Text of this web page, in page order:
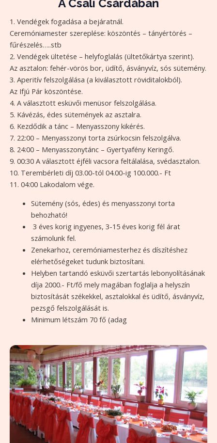
A Csali Csárdában
1. Vendégek fogadása a bejáratnál.
Ceremóniamester szereplése: köszöntés – tányértörés –
fűrészelés…..stb
2. Vendégek ültetése – helyfoglalás (ültetőkártya szerint).
Az asztalon: fehér-vörös bor, üdítő, ásványvíz, sós sütemény.
3. Aperitív felszolgálása (a kiválasztott röviditalokból).
Az Ifjú Pár köszöntése.
4. A választott esküvői menüsor felszolgálása.
5. Kávézás, édes sütemények az asztalra.
6. Kezdődik a tánc – Menyasszony kikérés.
7. 22:00 – Menyasszonyi torta zsúrkocsin felszolgálva.
8. 24:00 – Menyasszonytánc – Gyertyafény Keringő.
9. 00:30 A választott éjféli vacsora feltálalása, svédasztalon.
10. Terembérleti díj 03.00-tól 04.00-ig 100.000.- Ft
11. 04:00 Lakodalom vége.
Sütemény (sós, édes) és menyasszonyi torta
behozható!
3 éves korig ingyenes, 3-15 éves korig fél árat
számolunk fel.
Zenekarhoz, ceremóniamesterhez és díszítéshez
elérhetőségeket tudunk biztosítani.
Helyben tartandó esküvői szertartás lebonyolításának
díja 2000.- Ft/fő mely magában foglalja a helyszín
biztosítását székekkel, asztalokkal és üdítő, ásványvíz,
pezsgő felszolgálását is.
Minimum létszám 70 fő (adag